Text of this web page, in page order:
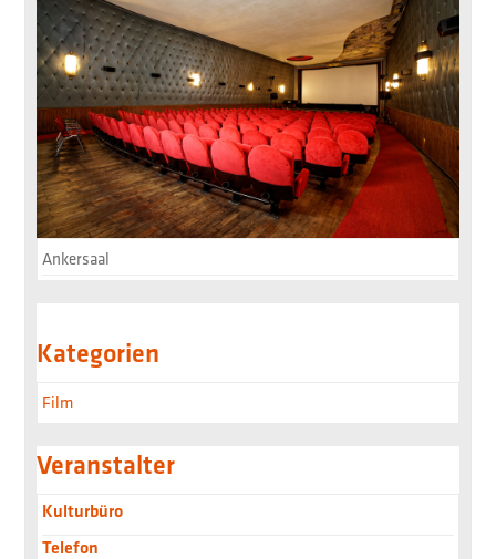
Ankersaal
Kategorien
Film
Veranstalter
Kulturbüro
Telefon